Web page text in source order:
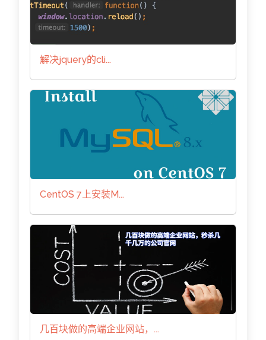
解决jquery的cli...
CentOS 7上安装M...
几百块做的高端企业网站，...